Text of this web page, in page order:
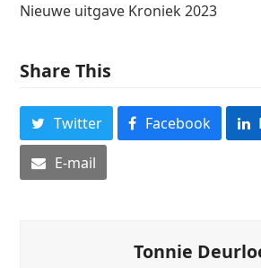
Nieuwe uitgave Kroniek 2023
Share This
Twitter Facebook
E-mail
Tonnie